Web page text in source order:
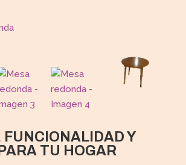
FUNCIONALIDAD Y
TU HOGAR